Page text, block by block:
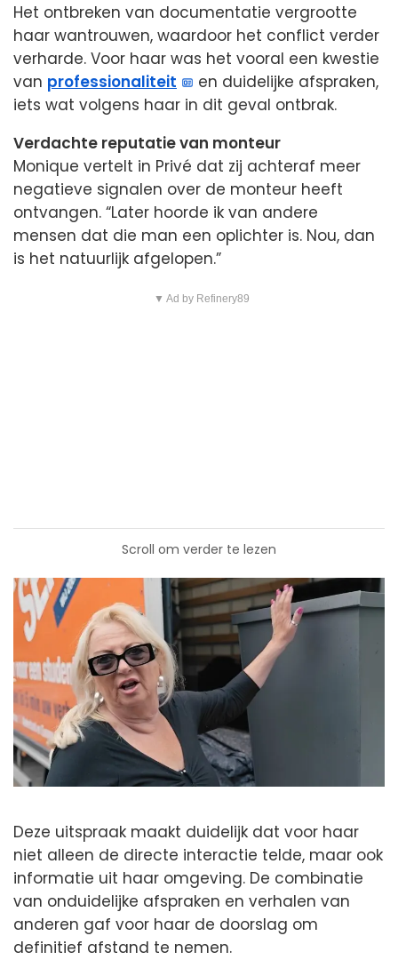
Het ontbreken van documentatie vergrootte
haar wantrouwen, waardoor het conflict verder
verharde. Voor haar was het vooral een kwestie
van professionaliteit
en duidelijke afspraken,
iets wat volgens haar in dit geval ontbrak.
Verdachte reputatie van monteur
Monique vertelt in Privé dat zij achteraf meer
negatieve signalen over de monteur heeft
ontvangen. “Later hoorde ik van andere
mensen dat die man een oplichter is. Nou, dan
is het natuurlijk afgelopen.”
▼ Ad by Refinery89
Scroll om verder te lezen
Deze uitspraak maakt duidelijk dat voor haar
niet alleen de directe interactie telde, maar ook
informatie uit haar omgeving. De combinatie
van onduidelijke afspraken en verhalen van
anderen gaf voor haar de doorslag om
definitief afstand te nemen.